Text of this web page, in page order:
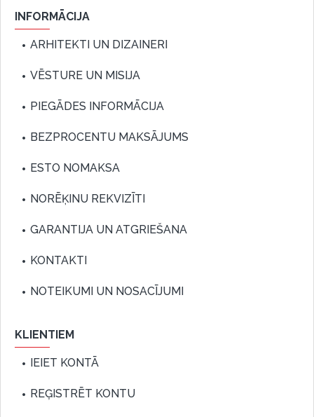
INFORMĀCIJA
ARHITEKTI UN DIZAINERI
VĒSTURE UN MISIJA
PIEGĀDES INFORMĀCIJA
BEZPROCENTU MAKSĀJUMS
ESTO NOMAKSA
NORĒĶINU REKVIZĪTI
GARANTIJA UN ATGRIEŠANA
KONTAKTI
NOTEIKUMI UN NOSACĪJUMI
KLIENTIEM
IEIET KONTĀ
REĢISTRĒT KONTU